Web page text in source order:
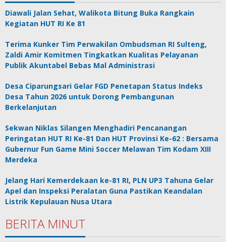
Diawali Jalan Sehat, Walikota Bitung Buka Rangkain
Kegiatan HUT RI Ke 81
Terima Kunker Tim Perwakilan Ombudsman RI Sulteng,
Zaldi Amir Komitmen Tingkatkan Kualitas Pelayanan
Publik Akuntabel Bebas Mal Administrasi
Desa Ciparungsari Gelar FGD Penetapan Status Indeks
Desa Tahun 2026 untuk Dorong Pembangunan
Berkelanjutan
Sekwan Niklas Silangen Menghadiri Pencanangan
Peringatan HUT RI Ke-81 Dan HUT Provinsi Ke-62 : Bersama
Gubernur Fun Game Mini Soccer Melawan Tim Kodam XIII
Merdeka
Jelang Hari Kemerdekaan ke-81 RI, PLN UP3 Tahuna Gelar
Apel dan Inspeksi Peralatan Guna Pastikan Keandalan
Listrik Kepulauan Nusa Utara
BERITA MINUT